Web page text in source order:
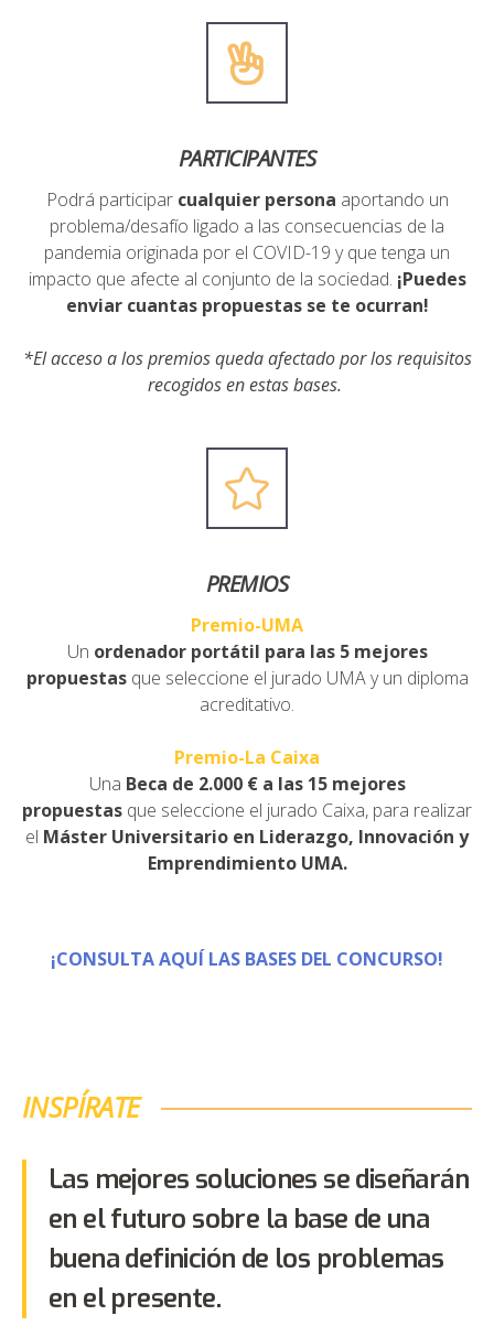
PARTICIPANTES
Podrá participar cualquier persona aportando un
problema/desafío ligado a las consecuencias de la
pandemia originada por el COVID-19 y que tenga un
impacto que afecte al conjunto de la sociedad. ¡Puedes
enviar cuantas propuestas se te ocurran!
*El acceso a los premios queda afectado por los requisitos
recogidos en estas bases.
PREMIOS
Premio-UMA
Un ordenador portátil para las 5 mejores
propuestasque seleccione el jurado UMA y un diploma
acreditativo.
Premio-La Caixa
Una Beca de 2.000 € a las 15 mejores
propuestas que seleccione el jurado Caixa, para realizar
el Máster Universitario en Liderazgo, Innovación y
Emprendimiento UMA.
¡CONSULTA AQUÍ LAS BASES DEL CONCURSO!
INSPÍRATE
Las mejores soluciones se diseñarán
en el futuro sobre la base de una
buena definición de los problemas
en el presente.